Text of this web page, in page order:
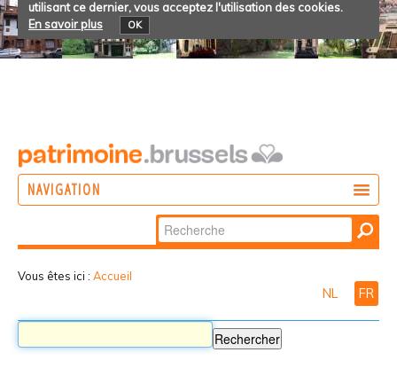
utilisant ce dernier, vous acceptez l'utilisation des cookies.
En savoir plus
OK
NAVIGATION
Chercher par
Recherche
Vous êtes ici : Accueil
NL FR